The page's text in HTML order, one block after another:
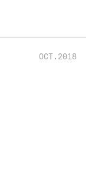
OCT.2018